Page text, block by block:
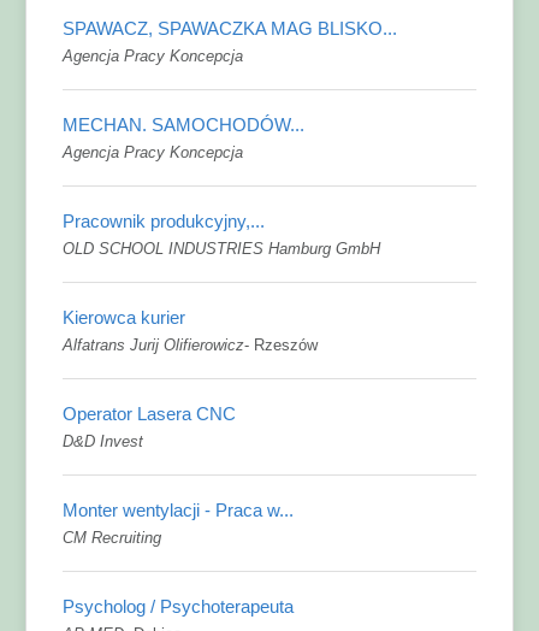
SPAWACZ, SPAWACZKA MAG BLISKO...
Agencja Pracy Koncepcja
MECHAN. SAMOCHODÓW...
Agencja Pracy Koncepcja
Pracownik produkcyjny,...
OLD SCHOOL INDUSTRIES Hamburg GmbH
Kierowca kurier
Alfatrans Jurij Olifierowicz- Rzeszów
Operator Lasera CNC
D&D Invest
Monter wentylacji - Praca w...
CM Recruiting
Psycholog / Psychoterapeuta